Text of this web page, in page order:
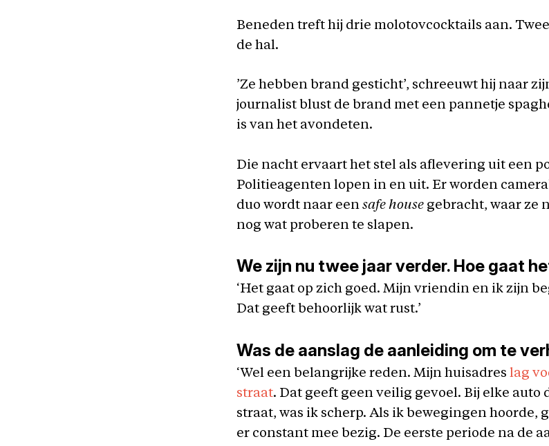
Beneden treft hij drie molotovcocktails aan.
de hal.
’Ze hebben brand gesticht’, schreeuwt hij naar
journalist blust de brand met een pannetje
is van het avondeten.
Die nacht ervaart het stel als aflevering uit een
Politieagenten lopen in en uit. Er worden
duo wordt naar een safe house gebracht, waar ze
nog wat proberen te slapen.
We zijn nu twee jaar verder. Hoe gaat
‘Het gaat op zich goed. Mijn vriendin en ik zijn
Dat geeft behoorlijk wat rust.’
Was de aanslag de aanleiding om te
‘Wel een belangrijke reden. Mijn huisadres lag
straat. Dat geeft geen veilig gevoel. Bij elke auto
straat, was ik scherp. Als ik bewegingen hoorde,
er constant mee bezig. De eerste periode na de